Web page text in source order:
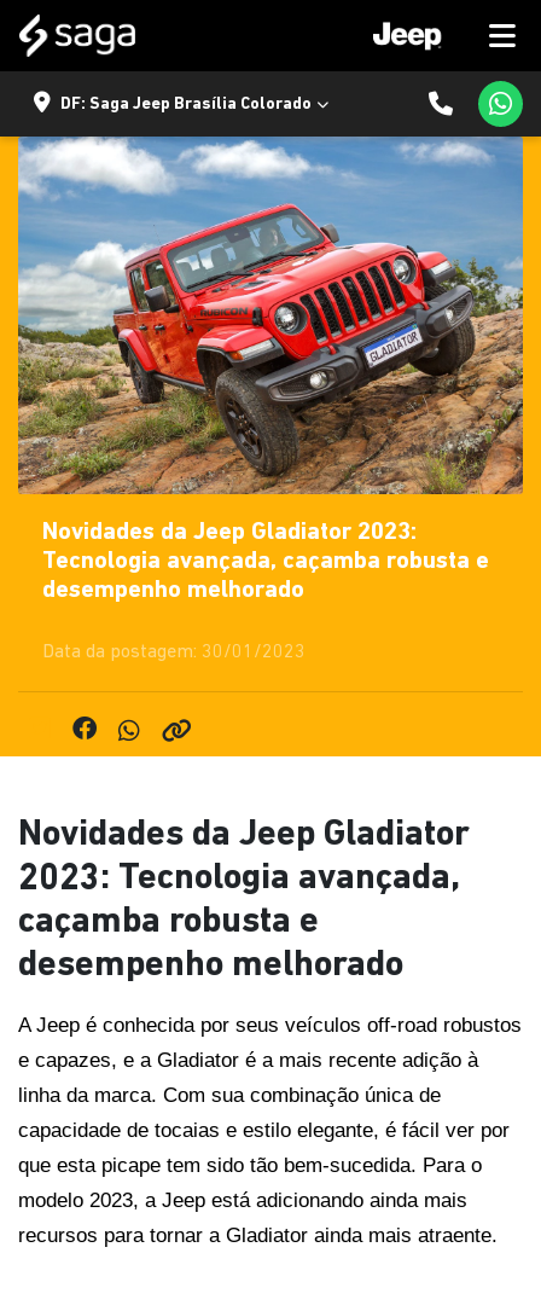
DF: Saga Jeep Brasília Colorado
Novidades da Jeep Gladiator 2023:
Tecnologia avançada, caçamba robusta e
desempenho melhorado
Data da postagem: 30/01/2023
Novidades da Jeep Gladiator
2023: Tecnologia avançada,
caçamba robusta e
desempenho melhorado
A Jeep é conhecida por seus veículos off-road robustos
e capazes, e a Gladiator é a mais recente adição à
linha da marca. Com sua combinação única de
capacidade de tocaias e estilo elegante, é fácil ver por
que esta picape tem sido tão bem-sucedida. Para o
modelo 2023, a Jeep está adicionando ainda mais
recursos para tornar a Gladiator ainda mais atraente.